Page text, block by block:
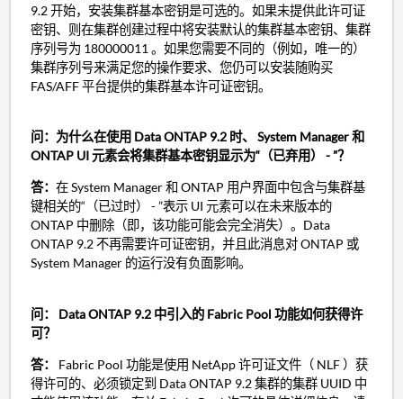
9.2 开始，安装集群基本密钥是可选的。如果未提供此许可证
密钥、则在集群创建过程中将安装默认的集群基本密钥、集群
序列号为 180000011 。如果您需要不同的（例如，唯一的）
集群序列号来满足您的操作要求、您仍可以安装随购买
FAS/AFF 平台提供的集群基本许可证密钥。
问：为什么在使用 Data ONTAP 9.2 时、 System Manager 和
ONTAP UI 元素会将集群基本密钥显示为“（已弃用） - ”？
答： 在 System Manager 和 ONTAP 用户界面中包含与集群基
键相关的“（已过时） - ”表示 UI 元素可以在未来版本的
ONTAP 中删除（即，该功能可能会完全消失）。Data
ONTAP 9.2 不再需要许可证密钥，并且此消息对 ONTAP 或
System Manager 的运行没有负面影响。
问： Data ONTAP 9.2 中引入的 Fabric Pool 功能如何获得许
可？
答：
Fabric Pool 功能是使用 NetApp 许可证文件（ NLF ）获
得许可的、必须锁定到 Data ONTAP 9.2 集群的集群 UUID 中